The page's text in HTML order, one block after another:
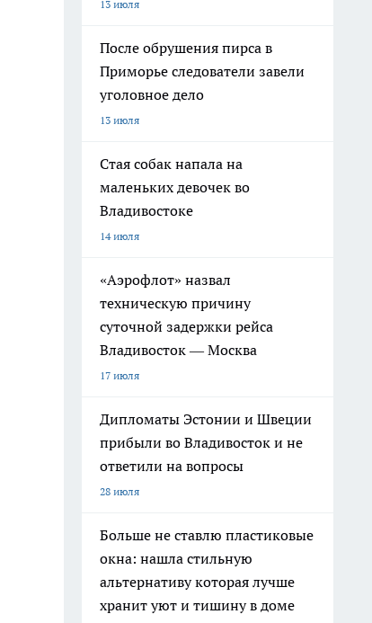
13 июля
После обрушения пирса в
Приморье следователи завели
уголовное дело
13 июля
Стая собак напала на
маленьких девочек во
Владивостоке
14 июля
«Аэрофлот» назвал
техническую причину
суточной задержки рейса
Владивосток — Москва
17 июля
Дипломаты Эстонии и Швеции
прибыли во Владивосток и не
ответили на вопросы
28 июля
Больше не ставлю пластиковые
окна: нашла стильную
альтернативу которая лучше
хранит уют и тишину в доме